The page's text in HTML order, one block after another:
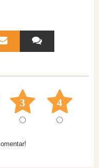
3 4